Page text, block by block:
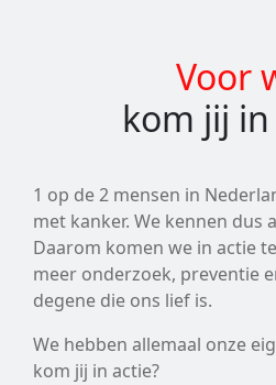
Voor
kom jij in
1 op de 2 mensen in
met kanker. We kennen dus
Daarom komen we in actie
meer onderzoek, preventie
degene die ons lief is.
We hebben allemaal onze
kom jij in actie?